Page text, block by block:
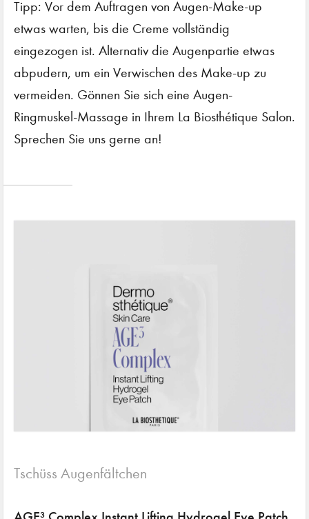
Tipp: Vor dem Auftragen von Augen-Make-up
etwas warten, bis die Creme vollständig
eingezogen ist. Alternativ die Augenpartie etwas
abpudern, um ein Verwischen des Make-up zu
vermeiden. Gönnen Sie sich eine Augen-
Ringmuskel-Massage in Ihrem La Biosthétique Salon.
Sprechen Sie uns gerne an!
Tschüss Augenfältchen